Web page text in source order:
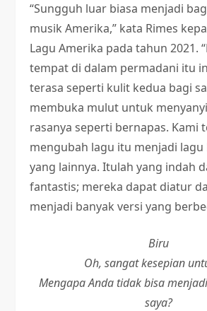
“Sungguh luar biasa menjadi
musik Amerika,” kata Rimes
Lagu Amerika pada tahun 2021.
tempat di dalam permadani itu
terasa seperti kulit kedua bagi
membuka mulut untuk
rasanya seperti bernapas. Kami
mengubah lagu itu menjadi lagu
yang lainnya. Itulah yang indah
fantastis; mereka dapat diatur
menjadi banyak versi yang
Biru
Oh, sangat kesepian
Mengapa Anda tidak bisa
saya?